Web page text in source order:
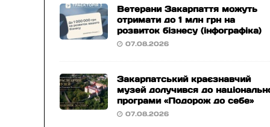
Ветерани Закарпаття можуть
отримати до 1 млн грн на
розвиток бізнесу (інфографіка)
07.08.2026
Закарпатський краєзнавчий
музей долучився до
програми «Подорож до себе»
07.08.2026